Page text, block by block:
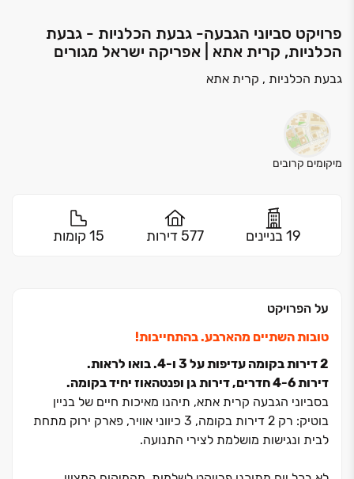
פרויקט סביוני הגבעה- גבעת הכלניות - גבעת
הכלניות, קרית אתא | אפריקה ישראל מגורים
גבעת הכלניות , קרית אתא
מיקומים קרובים
19 בניינים 577 דירות 15 קומות
על הפרויקט
טובות השתיים מהארבע. בהתחייבות!
2 דירות בקומה עדיפות על ‏3 ו‏-4. בואו לראות.
דירות ‏4-6 חדרים, דירות גן ופנטהאוז יחיד בקומה.
בסביוני הגבעה קרית אתא, תיהנו מאיכות חיים של בניין
בוטיק: רק ‏2 דירות בקומה, ‏3 כיווני אוויר, פארק ירוק מתחת
לבית ונגישות מושלמת לצירי התנועה.